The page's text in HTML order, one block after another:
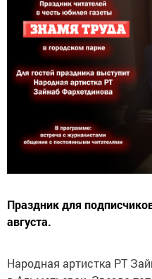
Праздник для
августа.
Народная артистка РТ